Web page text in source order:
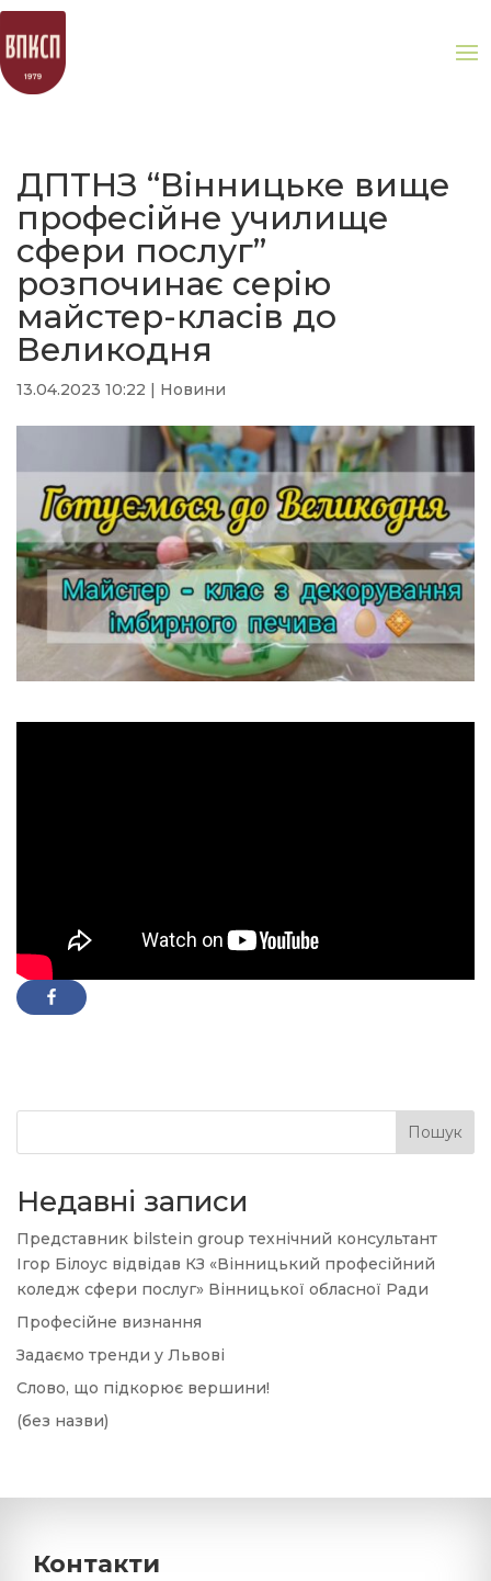
ДПТНЗ “Вінницьке вище
професійне училище
сфери послуг”
розпочинає серію
майстер-класів до
Великодня
13.04.2023 10:22 Новини
Пошук
Недавні записи
Представник bilstein group технічний консультант
Ігор Білоус відвідав КЗ «Вінницький професійний
коледж сфери послуг» Вінницької обласної Ради
Професійне визнання
Задаємо тренди у Львові
Слово, що підкорює вершини!
(без назви)
Контакти